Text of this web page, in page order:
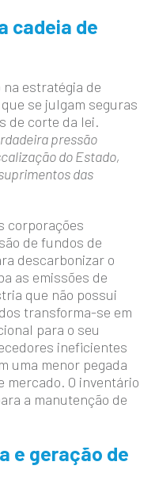
cadeia de
estratégia de
se julgam seguras
de corte da lei.
pressão
do Estado,
das
corporações
de fundos de
descarbonizar o
as emissões de
que não possui
transforma-se em
para o seu
ineficientes
uma menor pegada
mercado. O inventário
a manutenção de
e geração de